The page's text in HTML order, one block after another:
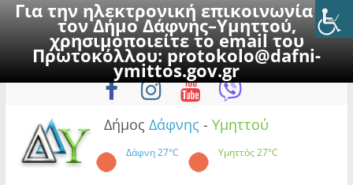
Για την ηλεκτρονική επικοινωνία με
τον Δήμο Δάφνης–Υμηττού,
χρησιμοποιείτε το email του
Πρωτοκόλλου:protokolo@dafni-
ymittos.gov.gr
to
Παρασκευή, 7 Αυγούστου 2026
Δήμος Δάφνης - Υμηττού
Δάφνη27°C Υμηττός27°C